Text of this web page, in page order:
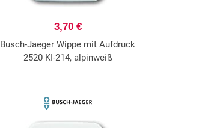
3,70 €
Busch-Jaeger Wippe mit Aufdruck
2520 KI-214, alpinweiß